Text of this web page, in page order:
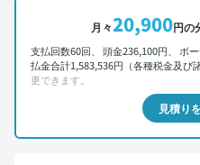
月々20,900円の
支払回数60回、 頭金236,100円、 ボ
払金合計1,583,536円（各種税金及び
更できます。
見積り